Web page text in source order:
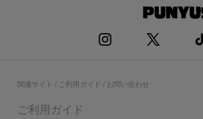
関連サイト / ご利用ガイド / お問い合わせ
ご利用ガイド